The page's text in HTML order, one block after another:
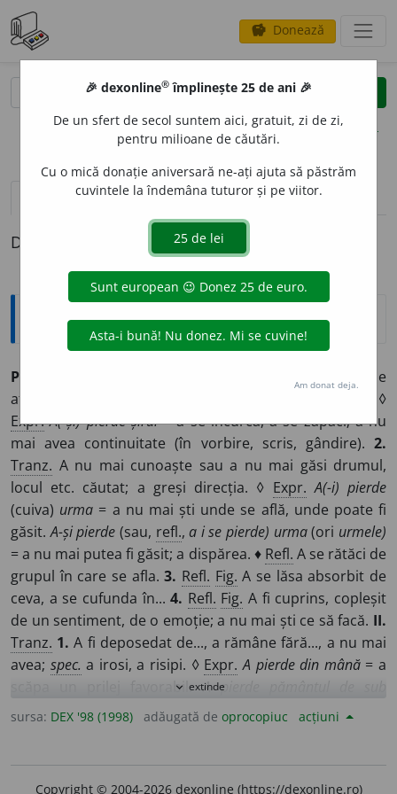
savings Donează
clear
opțiuni
definiții (1) pronunțievolume_up (50)
Definiția cu ID-ul 32199:
Explicative DEX
PI
A nu mai ști unde se
află, unde a pus, unde a rătăcit (un bun material). ◊
Expr. A(-și) pierde șirul= a se încurca, a se zăpăci; a nu
mai avea continuitate (în vorbire, scris, gândire). 2.
Tranz. A nu mai cunoaște sau a nu mai găsi drumul,
locul etc. căutat; a greși direcția. ◊ Expr. A(-i) pierde
(cuiva) urma = a nu mai ști unde se află, unde poate fi
găsit.A-și pierde (sau, refl.,a i se pierde) urma(ori urmele)
= a nu mai putea fi găsit; a dispărea. ♦ Refl. A se rătăci de
grupul în care se afla.3. Refl. Fig. A se lăsa absorbit de
ceva, a se cufunda în...4. Refl. Fig. A fi cuprins, copleșit
de un sentiment, de o emoție; a nu mai ști ce să facă. II.
Tranz. 1. A fi deposedat de..., a rămâne fără..., a nu mai
avea; spec. a irosi, a risipi. ◊ Expr. A pierde din mână= a
scăpa un prilej favorabil.A pierde pământul de sub
picioare=a) a nu-și mai putea păstra echilibrul din
expand_more extinde
sursa: DEX '98 (1998) adăugată de oprocopiuc acțiuni
Copyright © 2004-2026 dexonline (https://dexonline.ro)
🎉 dexonline® împlinește 25 de ani 🎉
De un sfert de secol suntem aici, gratuit, zi de zi,
pentru milioane de căutări.
Cu o mică donație aniversară ne-ați ajuta să păstrăm
cuvintele la îndemâna tuturor și pe viitor.
Am donat deja.